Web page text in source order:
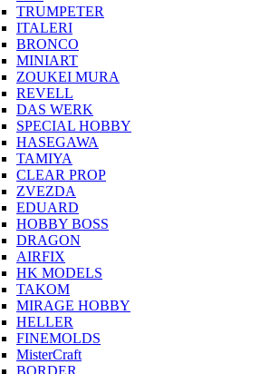
TRUMPETER
ITALERI
BRONCO
MINIART
ZOUKEI MURA
REVELL
DAS WERK
SPECIAL HOBBY
HASEGAWA
TAMIYA
CLEAR PROP
ZVEZDA
EDUARD
HOBBY BOSS
DRAGON
AIRFIX
HK MODELS
TAKOM
MIRAGE HOBBY
HELLER
FINEMOLDS
MisterCraft